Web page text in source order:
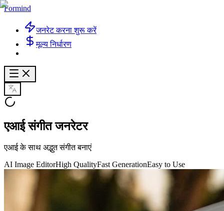
Formind
जनरेट करना शुरू करें
मूल्य निर्धारण
एआई संगीत जनरेटर
एआई के साथ अद्भुत संगीत बनाएं
AI Image EditorHigh QualityFast GenerationEasy to Use